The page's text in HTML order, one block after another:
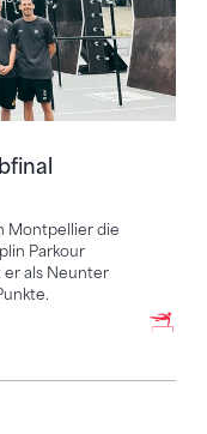
Montpellier die
Parkour
er als Neunter